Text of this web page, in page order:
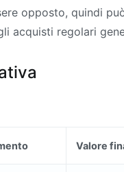
opposto, quindi
acquisti regolari
Valore